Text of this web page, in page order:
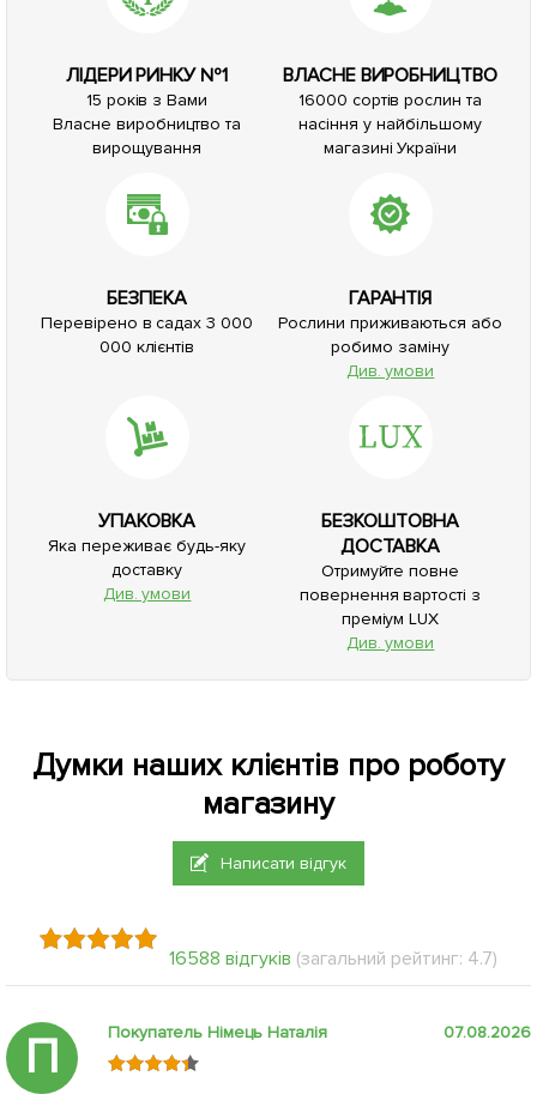
ЛІДЕРИ РИНКУ №1
15 років з Вами
Власне виробництво та
вирощування
ВЛАСНЕ ВИРОБНИЦТВО
16000 сортів рослин та
насіння у найбільшому
магазині України
БЕЗПЕКА
Перевірено в садах 3 000
000 клієнтів
ГАРАНТІЯ
Рослини приживаються або
робимо заміну
Див. умови
УПАКОВКА
Яка переживає будь-яку
доставку
Див. умови
БЕЗКОШТОВНА
ДОСТАВКА
Отримуйте повне
повернення вартості з
преміум LUX
Див. умови
Думки наших клієнтів про роботу
магазину
Написати відгук
16588 відгуків (загальний рейтинг: 4.7)
П Покупатель Німець Наталія 07.08.2026